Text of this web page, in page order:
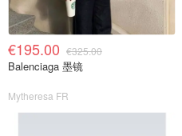
€195.00 €325.00
Balenciaga 墨镜
Mytheresa FR